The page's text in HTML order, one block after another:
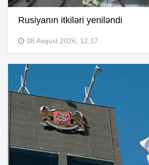
Rusiyanın itkiləri yeniləndi
08 Avqust 2026, 12:17